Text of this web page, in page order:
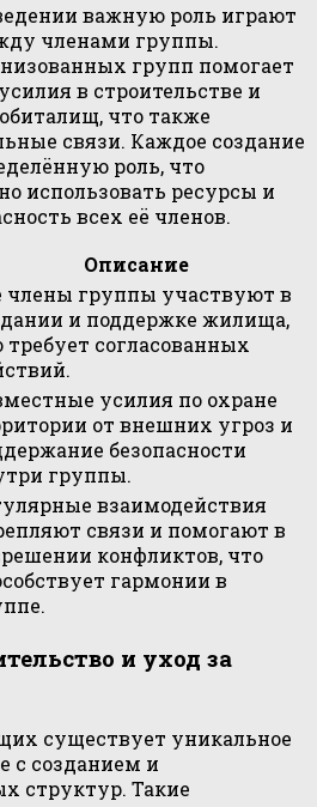
важную роль играют
членами группы.
групп помогает
в строительстве и
что также
связи. Каждое создание
роль, что
использовать ресурсы и
всех её членов.
Описание
члены группы участвуют в
и поддержке жилища,
требует согласованных
усилия по охране
от внешних угроз и
безопасности
группы.
взаимодействия
связи и помогают в
конфликтов, что
гармонии в
и уход за
существует уникальное
с созданием и
структур. Такие